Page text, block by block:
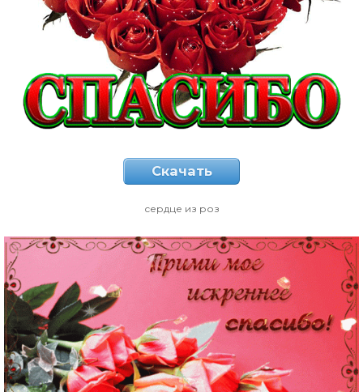
Скачать
сердце из роз